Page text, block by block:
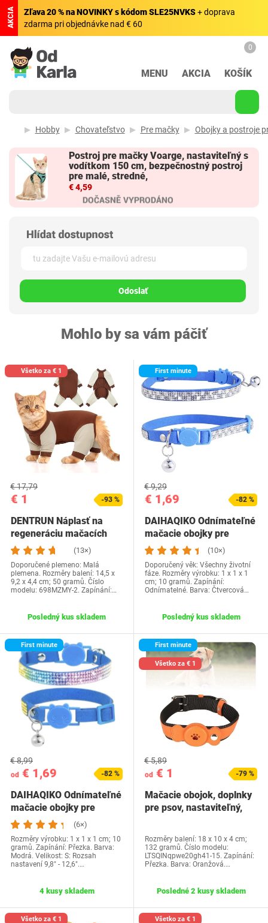
AKCIA Zľava 20 % na NOVINKY s kódom SLE25NVKS+ doprava
zdarma pri objednávke nad € 60
MENU AKCIA
0
KOŠÍK
Hobby Chovateľstvo Pre mačky Obojky a postroje
Postroj pre mačky Voarge, nastaviteľný s
vodítkom 150 cm, bezpečnostný postroj
pre malé, stredné,
€ 4,59
Odoslať
Mohlo by sa vám páčiť
Všetko za € 1
€ 1
€ 17,79
-93 %
DENTRUN Náplasť na
regeneráciu mačacích
chlpov,…
(13×)
Doporučené plemeno: Malá
plemena. Rozměry balení: 14,5 x
9,2 x 4,4 cm; 50 gramů. Číslo
modelu: 698MZMY-2. Zapínání:…
Posledný kus skladem
First minute
€ 1,69
€ 9,29
-82 %
DAIHAQIKO Odnímateľné
mačacie obojky pre
mačiatka s…
(10×)
Doporučený věk: Všechny životní
fáze. Rozměry výrobku: 1 x 1 x 1
cm; 10 gramů. Zapínání:
Odnímatelné. Barva: Čtvercová…
Posledný kus skladem
First minute
od € 1,69
€ 8,99
-82 %
DAIHAQIKO Odnímateľné
mačacie obojky pre
mačiatka s…
(6×)
Rozměry výrobku: 1 x 1 x 1 cm; 10
gramů. Zapínání: Přezka. Barva:
Modrá. Velikost: S: Rozsah
nastavení 9,8" - 12,6".…
4 kusy skladem
First minute
Všetko za € 1
od € 1
€ 5,89
-79 %
Mačacie obojok, doplnky
pre psov, nastaviteľný,
Rozměry balení: 18 x 10 x 4 cm;
132 gramů. Číslo modelu:
LTSQINqpwe20gh41-15. Zapínání:
Přezka. Barva: Oranžová.…
Posledné 2 kusy skladem
Všetko za € 1 Všetko za € 1